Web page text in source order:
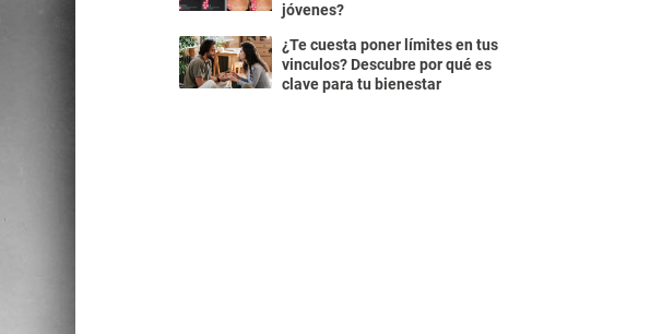
jóvenes?
¿Te cuesta poner límites en tus
vinculos? Descubre por qué es
clave para tu bienestar